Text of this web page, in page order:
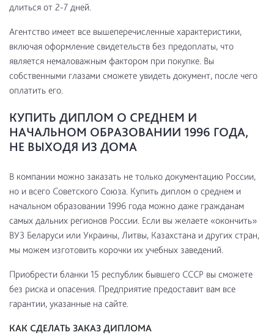
длиться от 2-7 дней.
Агентство имеет все вышеперечисленные характеристики,
включая оформление свидетельств без предоплаты, что
является немаловажным фактором при покупке. Вы
собственными глазами сможете увидеть документ, после чего
оплатить его.
КУПИТЬ ДИПЛОМ О СРЕДНЕМ И
НАЧАЛЬНОМ ОБРАЗОВАНИИ 1996 ГОДА,
НЕ ВЫХОДЯ ИЗ ДОМА
В компании можно заказать не только документацию России,
но и всего Советского Союза. Купить диплом о среднем и
начальном образовании 1996 года можно даже гражданам
самых дальних регионов России. Если вы желаете «окончить»
ВУЗ Беларуси или Украины, Литвы, Казахстана и других стран,
мы можем изготовить корочки их учебных заведений.
Приобрести бланки 15 республик бывшего СССР вы сможете
без риска и опасения. Предприятие предоставит вам все
гарантии, указанные на сайте.
КАК СДЕЛАТЬ ЗАКАЗ ДИПЛОМА